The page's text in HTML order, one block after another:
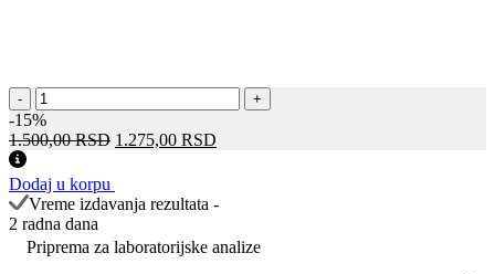
-
hGH
(hormon
rasta)
+
-15%
1.500,00RSD Оригинална
била:
1.500,00 RSD.
1.275,00 RSD
Dodaj u korpu
Vreme izdavanja rezultata -
2 radna dana
Priprema za laboratorijske analize